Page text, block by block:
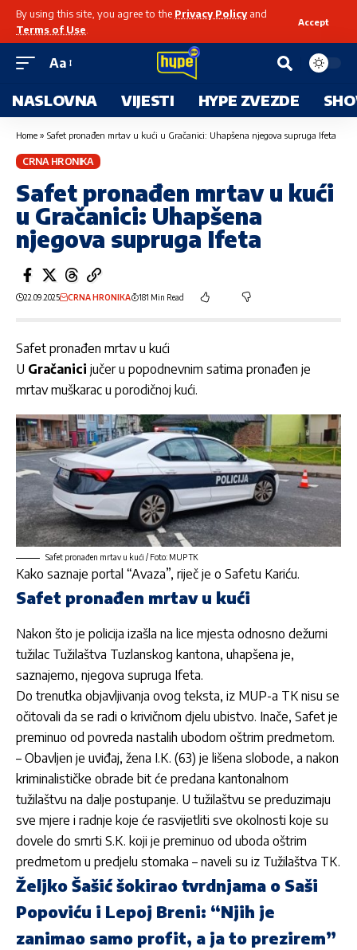
By using this site, you agree to the Privacy Policyand
Terms of Use
Accept
Aa
NASLOVNA VIJESTI HYPE ZVEZDE
Home » Safet pronađen mrtav u kući u Gračanici: Uhapšena njegova supruga Ifeta
CRNA HRONIKA
Safet pronađen mrtav u kući
u Gračanici: Uhapšena
njegova supruga Ifeta
22.09.2025 CRNA HRONIKA 181 Min Read
Safet pronađen mrtav u kući
U Gračanici jučer u popodnevnim satima pronađen je
mrtav muškarac u porodičnoj kući.
Safet pronađen mrtav u kući / Foto: MUP TK
Kako saznaje portal “Avaza”, riječ je o Safetu Kariću.
Safet pronađen mrtav u kući
Nakon što je policija izašla na lice mjesta odnosno dežurni
tužilac Tužilaštva Tuzlanskog kantona, uhapšena je,
saznajemo, njegova supruga Ifeta.
Do trenutka objavljivanja ovog teksta, iz MUP-a TK nisu se
očitovali da se radi o krivičnom djelu ubistvo. Inače, Safet je
preminuo od povreda nastalih ubodom oštrim predmetom.
– Obavljen je uviđaj, žena I.K. (63) je lišena slobode, a nakon
kriminalističke obrade bit će predana kantonalnom
tužilaštvu na dalje postupanje. U tužilaštvu se preduzimaju
sve mjere i radnje koje će rasvijetliti sve okolnosti koje su
dovele do smrti S.K. koji je preminuo od uboda oštrim
predmetom u predjelu stomaka – naveli su iz Tužilaštva TK.
Željko Šašić šokirao tvrdnjama o Saši
Popoviću i Lepoj Breni: “Njih je
zanimao samo profit, a ja to prezirem”